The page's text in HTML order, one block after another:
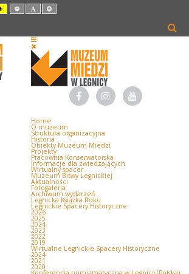
High
Contrast
Set
SmallerDefault
Set
Larger
Home
O muzeum
Struktura organizacyjna
Historia
Obiekty Muzeum Miedzi
Projekty
Pracownia Konserwatorska
Informacje dla zwiedzających
Wirtualny spacer
Muzeum Bitwy Legnickiej
Aktualności
Fotogaleria
Archiwum wydarzeń
Legnicka Książka Roku
Legnickie Spacery Historyczne
2026
2025
2024
2023
2022
2019
Wirtualne Legnickie Spacery Historyczne
2024
2021
2020